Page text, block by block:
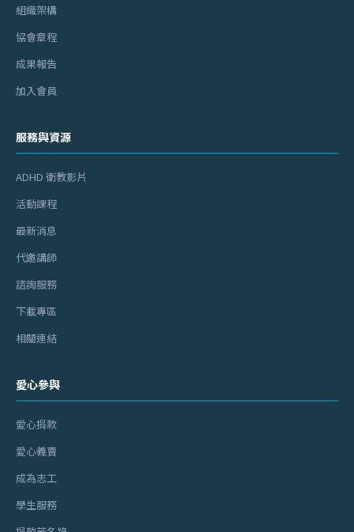
組織架構
協會章程
成果報告
加入會員
服務與資源
ADHD 衛教影片
活動課程
最新消息
代邀講師
諮詢服務
下載專區
相關連結
愛心參與
愛心捐款
愛心義賣
成為志工
學生服務